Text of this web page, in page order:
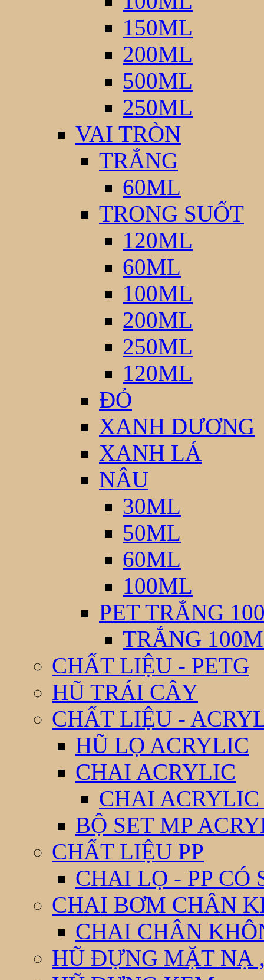
150ML
200ML
500ML
250ML
VAI TRÒN
TRẮNG
60ML
TRONG SUỐT
120ML
60ML
100ML
200ML
250ML
120ML
ĐỎ
XANH DƯƠNG
XANH LÁ
NÂU
30ML
50ML
60ML
100ML
PET TRẮNG
TRẮNG
CHẤT LIỆU - PETG
HŨ TRÁI CÂY
CHẤT LIỆU -
HŨ LỌ ACRYLIC
CHAI ACRYLIC
CHAI ACRYLIC
BỘ SET MP
CHẤT LIỆU PP
CHAI LỌ - PP CÓ
CHAI BƠM CHÂN
CHAI CHÂN
HŨ ĐỰNG MẶT NẠ